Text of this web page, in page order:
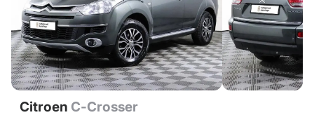
Citroen C-Crosser